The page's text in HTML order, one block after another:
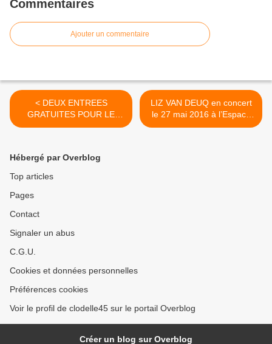
Commentaires
Ajouter un commentaire
< DEUX ENTREES
GRATUITES POUR LE
SPECTACLE DE NORA
LIZ VAN DEUQ en concert
le 27 mai 2016 à l’Espace
Léo Lagrange de ST
Hébergé par Overblog
Top articles
Pages
Contact
Signaler un abus
C.G.U.
Cookies et données personnelles
Préférences cookies
Voir le profil de clodelle45 sur le portail Overblog
Créer un blog sur Overblog